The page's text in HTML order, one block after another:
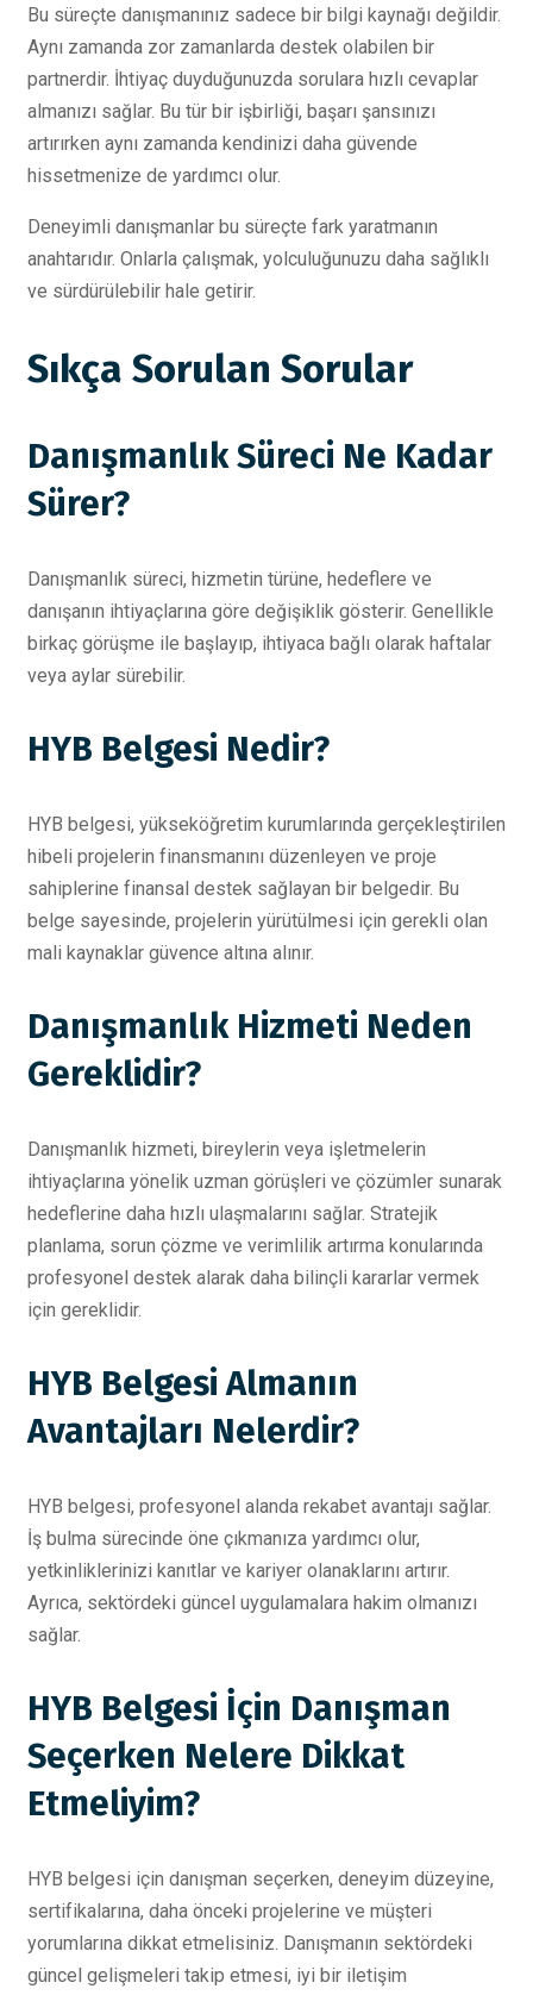
Bu süreçte danışmanınız sadece bir bilgi kaynağı değildir.
Aynı zamanda zor zamanlarda destek olabilen bir
partnerdir. İhtiyaç duyduğunuzda sorulara hızlı cevaplar
almanızı sağlar. Bu tür bir işbirliği, başarı şansınızı
artırırken aynı zamanda kendinizi daha güvende
hissetmenize de yardımcı olur.
Deneyimli danışmanlar bu süreçte fark yaratmanın
anahtarıdır. Onlarla çalışmak, yolculuğunuzu daha sağlıklı
ve sürdürülebilir hale getirir.
Sıkça Sorulan Sorular
Danışmanlık Süreci Ne Kadar
Sürer?
Danışmanlık süreci, hizmetin türüne, hedeflere ve
danışanın ihtiyaçlarına göre değişiklik gösterir. Genellikle
birkaç görüşme ile başlayıp, ihtiyaca bağlı olarak haftalar
veya aylar sürebilir.
HYB Belgesi Nedir?
HYB belgesi, yükseköğretim kurumlarında gerçekleştirilen
hibeli projelerin finansmanını düzenleyen ve proje
sahiplerine finansal destek sağlayan bir belgedir. Bu
belge sayesinde, projelerin yürütülmesi için gerekli olan
mali kaynaklar güvence altına alınır.
Danışmanlık Hizmeti Neden
Gereklidir?
Danışmanlık hizmeti, bireylerin veya işletmelerin
ihtiyaçlarına yönelik uzman görüşleri ve çözümler sunarak
hedeflerine daha hızlı ulaşmalarını sağlar. Stratejik
planlama, sorun çözme ve verimlilik artırma konularında
profesyonel destek alarak daha bilinçli kararlar vermek
için gereklidir.
HYB Belgesi Almanın
Avantajları Nelerdir?
HYB belgesi, profesyonel alanda rekabet avantajı sağlar.
İş bulma sürecinde öne çıkmanıza yardımcı olur,
yetkinliklerinizi kanıtlar ve kariyer olanaklarını artırır.
Ayrıca, sektördeki güncel uygulamalara hakim olmanızı
sağlar.
HYB Belgesi İçin Danışman
Seçerken Nelere Dikkat
Etmeliyim?
HYB belgesi için danışman seçerken, deneyim düzeyine,
sertifikalarına, daha önceki projelerine ve müşteri
yorumlarına dikkat etmelisiniz. Danışmanın sektördeki
güncel gelişmeleri takip etmesi, iyi bir iletişim